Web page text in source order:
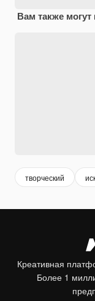
Вам также
творческий
Креативная
Более 1